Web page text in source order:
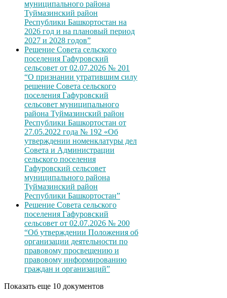
муниципального района
Туймазинский район
Республики Башкортостан на
2026 год и на плановый период
2027 и 2028 годов”
Решение Совета сельского
поселения Гафуровский
сельсовет от 02.07.2026 № 201
“О признании утратившим силу
решение Совета сельского
поселения Гафуровский
сельсовет муниципального
района Туймазинский район
Республики Башкортостан от
27.05.2022 года № 192 «Об
утверждении номенклатуры дел
Совета и Администрации
сельского поселения
Гафуровский сельсовет
муниципального района
Туймазинский район
Республики Башкортостан”
Решение Совета сельского
поселения Гафуровский
сельсовет от 02.07.2026 № 200
“Об утверждении Положения об
организации деятельности по
правовому просвещению и
правовому информированию
граждан и организаций”
Показать еще 10 документов